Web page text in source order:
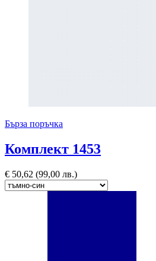
Бърза поръчка
Комплект 1453
€ 50,62 (99,00 лв.)